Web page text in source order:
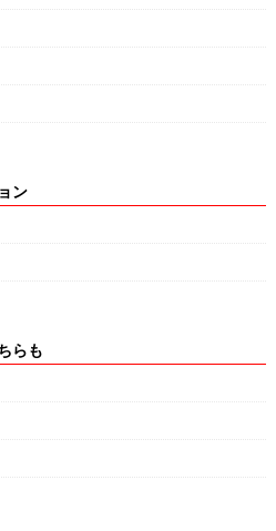
ン
らも